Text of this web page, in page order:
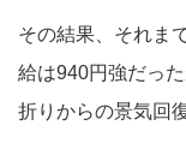
その結果、それま
給は940円強だった
折りからの景気回